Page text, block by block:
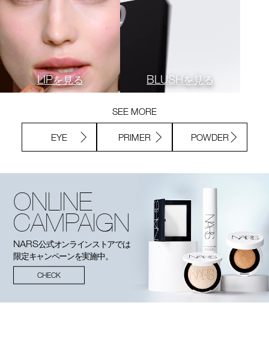
LIPを見る BLUSHを見る
SEE MORE
EYE PRIMER POWDER
ONLINE
CAMPAIGN
NARS公式オンラインストアでは
限定キャンペーンを実施中。
CHECK